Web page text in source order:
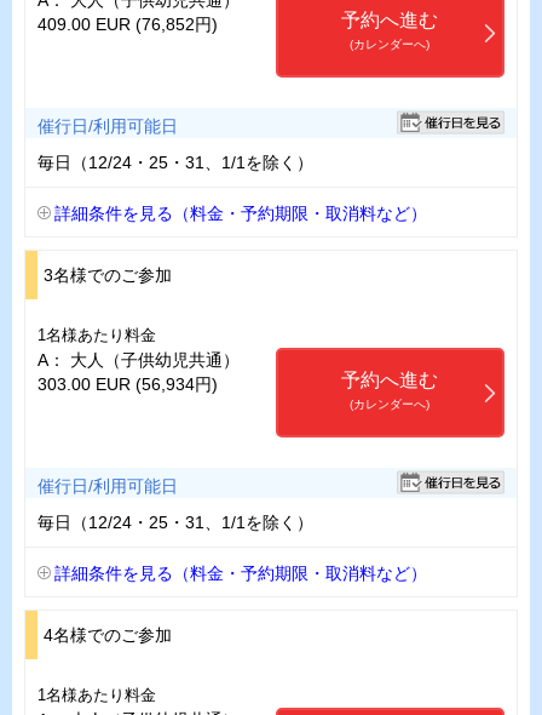
409.00 EUR (76,852円)
予約へ進む
(カレンダーへ)
催行日/利用可能日
毎日（12/24・25・31、1/1を除く）
詳細条件を見る（料金・予約期限・取消料など）
3名様でのご参加
1名様あたり料金
A： 大人（子供幼児共通）
303.00 EUR (56,934円)
予約へ進む
(カレンダーへ)
催行日/利用可能日
毎日（12/24・25・31、1/1を除く）
詳細条件を見る（料金・予約期限・取消料など）
4名様でのご参加
1名様あたり料金